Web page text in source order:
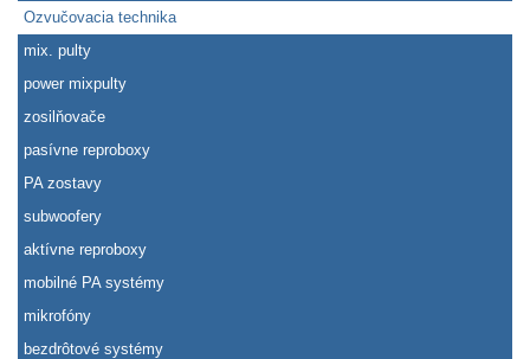
Ozvučovacia technika
mix. pulty
power mixpulty
zosilňovače
pasívne reproboxy
PA zostavy
subwoofery
aktívne reproboxy
mobilné PA systémy
mikrofóny
bezdrôtové systémy